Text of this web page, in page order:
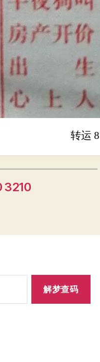
转运
3210